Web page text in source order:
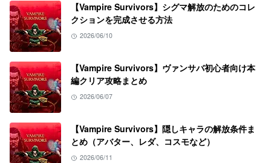
【Vampire Survivors】シグマ解放のためのコレ
クションを完成させる方法
2026/06/10
【Vampire Survivors】ヴァンサバ初心者向け本
編クリア攻略まとめ
2026/06/07
【Vampire Survivors】隠しキャラの解放条件ま
とめ（アバター、レダ、コスモなど）
2026/06/11